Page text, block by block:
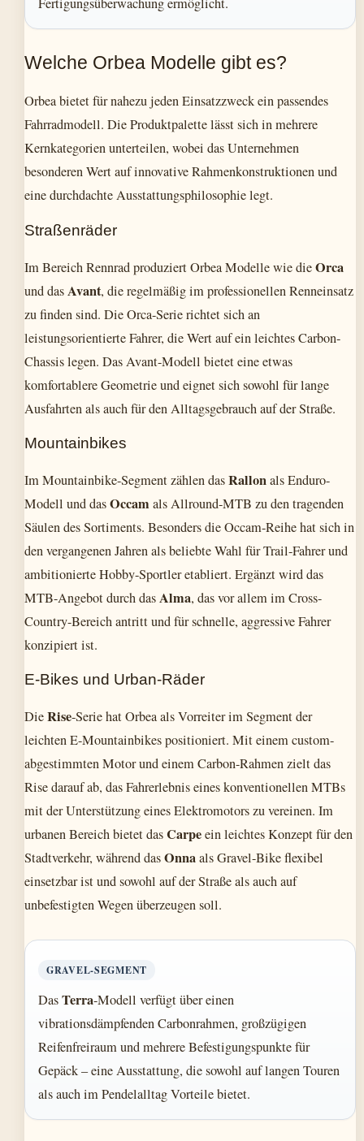
Fertigungsüberwachung ermöglicht.
Welche Orbea Modelle gibt es?
Orbea bietet für nahezu jeden Einsatzzweck ein passendes
Fahrradmodell. Die Produktpalette lässt sich in mehrere
Kernkategorien unterteilen, wobei das Unternehmen
besonderen Wert auf innovative Rahmenkonstruktionen und
eine durchdachte Ausstattungsphilosophie legt.
Straßenräder
Im Bereich Rennrad produziert Orbea Modelle wie dieOrca
und dasAvant, die regelmäßig im professionellen Renneinsatz
zu finden sind. Die Orca-Serie richtet sich an
leistungsorientierte Fahrer, die Wert auf ein leichtes Carbon-
Chassis legen. Das Avant-Modell bietet eine etwas
komfortablere Geometrie und eignet sich sowohl für lange
Ausfahrten als auch für den Alltagsgebrauch auf der Straße.
Mountainbikes
Im Mountainbike-Segment zählen dasRallonals Enduro-
Modell und dasOccamals Allround-MTB zu den tragenden
Säulen des Sortiments. Besonders die Occam-Reihe hat sich in
den vergangenen Jahren als beliebte Wahl für Trail-Fahrer und
ambitionierte Hobby-Sportler etabliert. Ergänzt wird das
MTB-Angebot durch dasAlma, das vor allem im Cross-
Country-Bereich antritt und für schnelle, aggressive Fahrer
konzipiert ist.
E-Bikes und Urban-Räder
DieRise-Serie hat Orbea als Vorreiter im Segment der
leichten E-Mountainbikes positioniert. Mit einem custom-
abgestimmten Motor und einem Carbon-Rahmen zielt das
Rise darauf ab, das Fahrerlebnis eines konventionellen MTBs
mit der Unterstützung eines Elektromotors zu vereinen. Im
urbanen Bereich bietet dasCarpeein leichtes Konzept für den
Stadtverkehr, während dasOnnaals Gravel-Bike flexibel
einsetzbar ist und sowohl auf der Straße als auch auf
unbefestigten Wegen überzeugen soll.
GRAVEL-SEGMENT
DasTerra-Modell verfügt über einen
vibrationsdämpfenden Carbonrahmen, großzügigen
Reifenfreiraum und mehrere Befestigungspunkte für
Gepäck – eine Ausstattung, die sowohl auf langen Touren
als auch im Pendelalltag Vorteile bietet.